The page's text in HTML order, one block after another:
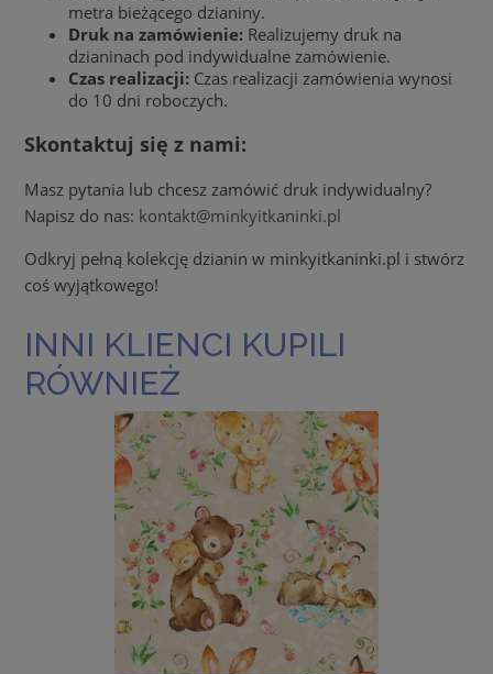
metra bieżącego dzianiny.
Druk na zamówienie: Realizujemy druk na
dzianinach pod indywidualne zamówienie.
Czas realizacji: Czas realizacji zamówienia wynosi
do 10 dni roboczych.
Skontaktuj się z nami:
Masz pytania lub chcesz zamówić druk indywidualny?
Napisz do nas: kontakt@minkyitkaninki.pl
Odkryj pełną kolekcję dzianin w minkyitkaninki.pl i stwórz
coś wyjątkowego!
INNI KLIENCI KUPILI
RÓWNIEŻ